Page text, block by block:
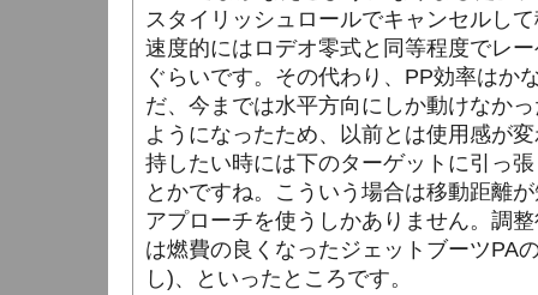
スタイリッシュロールでキャンセルし
速度的にはロデオ零式と同等程度でレ
ぐらいです。その代わり、PP効率はか
だ、今までは水平方向にしか動けなか
ようになったため、以前とは使用感が
持したい時には下のターゲットに引っ
とかですね。こういう場合は移動距離
アプローチを使うしかありません。調
は燃費の良くなったジェットブーツPA
し)、といったところです。